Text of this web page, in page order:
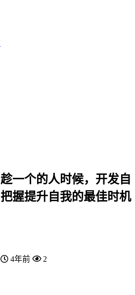
一个的人时候，开发自
握提升自我的最佳时机
4年前 2